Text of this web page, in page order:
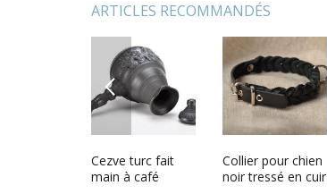
ARTICLES RECOMMANDÉS
PREVIOUS
Cezve turc fait
main à café
Collier pour chien
noir tressé en cuir
Backgammon en
bois fait à la main
Backgammon en
bois